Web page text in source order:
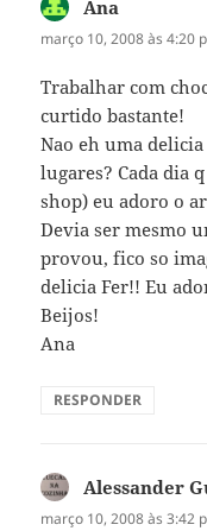
Ana
março 10, 2008 às 4:20
Trabalhar com
curtido bastante!
Nao eh uma
lugares? Cada dia
shop) eu adoro o
Devia ser mesmo
provou, fico so
delicia Fer!! Eu
Beijos!
Ana
RESPONDER
Alessander
março 10, 2008 às 3:42